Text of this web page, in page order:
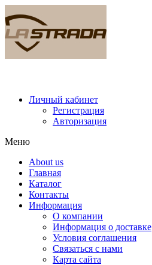
Личный кабинет
Регистрация
Авторизация
Меню
About us
Главная
Каталог
Контакты
Информация
О компании
Информация о доставке
Условия соглашения
Связаться с нами
Карта сайта